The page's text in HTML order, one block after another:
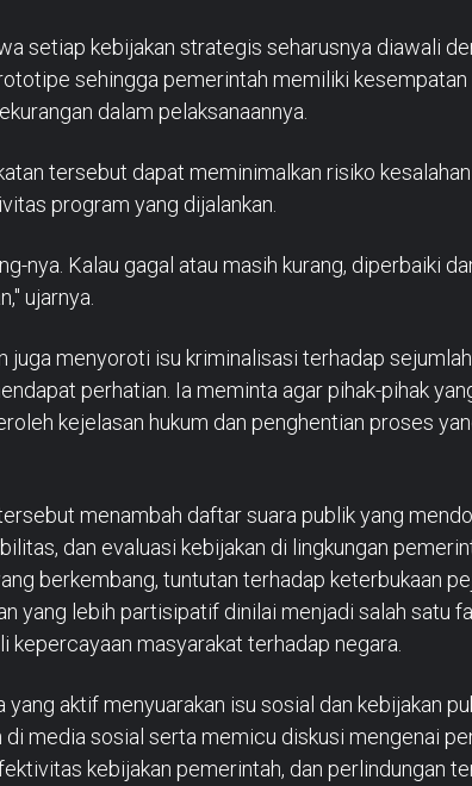
setiap kebijakan strategis seharusnya diawali
sehingga pemerintah memiliki kesempatan
dalam pelaksanaannya.
tersebut dapat meminimalkan risiko
program yang dijalankan.
nya. Kalau gagal atau masih kurang, diperbaiki
ujarnya.
juga menyoroti isu kriminalisasi terhadap
perhatian. Ia meminta agar pihak-pihak
kejelasan hukum dan penghentian proses
menambah daftar suara publik yang
dan evaluasi kebijakan di lingkungan
berkembang, tuntutan terhadap keterbukaan
yang lebih partisipatif dinilai menjadi salah satu
kepercayaan masyarakat terhadap negara.
yang aktif menyuarakan isu sosial dan kebijakan
media sosial serta memicu diskusi mengenai
kebijakan pemerintah, dan perlindungan